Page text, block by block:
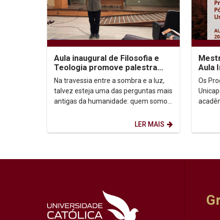
Aula inaugural de Filosofia e
Teologia promove palestra
sobre autoconhecimento
Na travessia entre a sombra e a luz,
talvez esteja uma das perguntas mais
antigas da humanidade: quem somos,
LER MAIS
Aula
Os